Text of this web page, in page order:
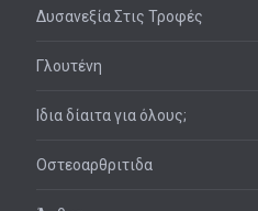
Δυσανεξία Στις Τροφές
Γλουτένη
Ιδια δίαιτα για όλους;
Οστεοαρθριτιδα